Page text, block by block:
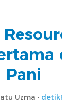
Pani
Uzma -